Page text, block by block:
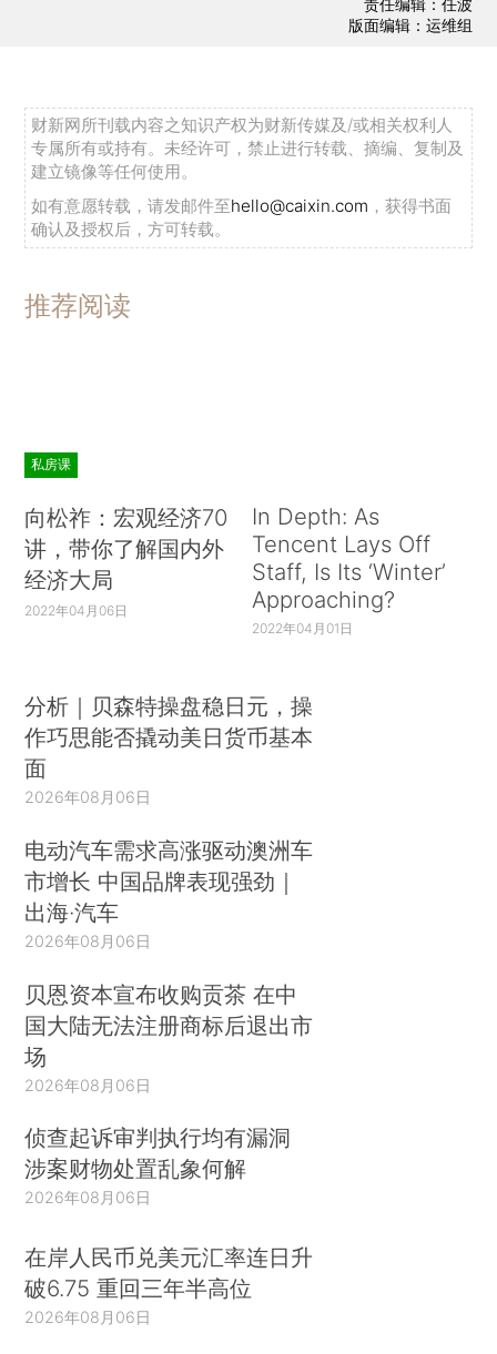
责任编辑：任波
版面编辑：运维组
财新网所刊载内容之知识产权为财新传媒及/或相关权利人
专属所有或持有。未经许可，禁止进行转载、摘编、复制及
建立镜像等任何使用。
如有意愿转载，请发邮件至hello@caixin.com ，获得书面
确认及授权后，方可转载。
推荐阅读
私房课
向松祚：宏观经济70
讲，带你了解国内外
经济大局
2022年04月06日
In Depth: As
Tencent Lays Off
Staff, Is Its ‘Winter’
Approaching?
2022年04月01日
分析｜贝森特操盘稳日元，操
作巧思能否撬动美日货币基本
面
2026年08月06日
电动汽车需求高涨驱动澳洲车
市增长 中国品牌表现强劲｜
出海·汽车
2026年08月06日
贝恩资本宣布收购贡茶 在中
国大陆无法注册商标后退出市
场
2026年08月06日
侦查起诉审判执行均有漏洞
涉案财物处置乱象何解
2026年08月06日
在岸人民币兑美元汇率连日升
破6.75 重回三年半高位
2026年08月06日